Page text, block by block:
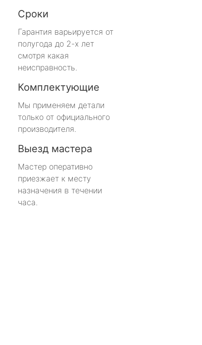
Сроки
Гарантия варьируется от
полугода до 2-х лет
смотря какая
неисправность.
Комплектующие
Мы применяем детали
только от официального
производителя.
Выезд мастера
Мастер оперативно
приезжает к месту
назначения в течении
часа.